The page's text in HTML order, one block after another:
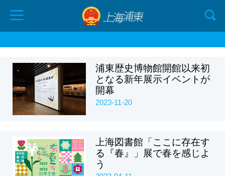
浦東歴史博物館開館以来初
となる新年展示イベントが
開幕
2023-11-20
上海図書館「ここに存在す
る『春』」展で春を感じよ
う